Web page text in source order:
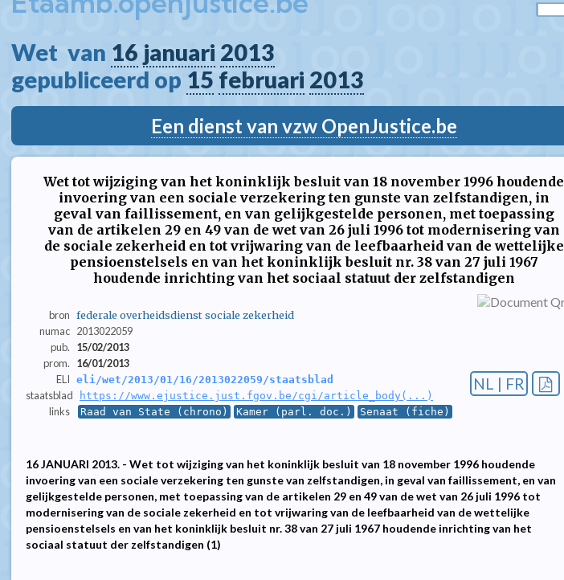
Wet  van 16 januari 2013
gepubliceerd op 15 februari 2013
Een dienst van vzw OpenJustice.be
Wet tot wijziging van het koninklijk besluit van 18 november 1996 houdende
invoering van een sociale verzekering ten gunste van zelfstandigen, in
geval van faillissement, en van gelijkgestelde personen, met toepassing
van de artikelen 29 en 49 van de wet van 26 juli 1996 tot modernisering van
de sociale zekerheid en tot vrijwaring van de leefbaarheid van de wettelijke
pensioenstelsels en van het koninklijk besluit nr. 38 van 27 juli 1967
houdende inrichting van het sociaal statuut der zelfstandigen
bron federale overheidsdienst sociale zekerheid
numac 2013022059
pub.
15/02/2013
prom.
16/01/2013
ELI eli/wet/2013/01/16/2013022059/staatsblad
staatsblad https://www.ejustice.just.fgov.be/cgi/article_body(...)
links Raad van State (chrono) Kamer (parl. doc.) Senaat (fiche)
NL | FR
16 JANUARI 2013. - Wet tot wijziging van het koninklijk besluit van 18 november 1996 houdende
invoering van een sociale verzekering ten gunste van zelfstandigen, in geval van faillissement, en van
gelijkgestelde personen, met toepassing van de artikelen 29 en 49 van de wet van 26 juli 1996 tot
modernisering van de sociale zekerheid en tot vrijwaring van de leefbaarheid van de wettelijke
pensioenstelsels en van het koninklijk besluit nr. 38 van 27 juli 1967 houdende inrichting van het
sociaal statuut der zelfstandigen (1)